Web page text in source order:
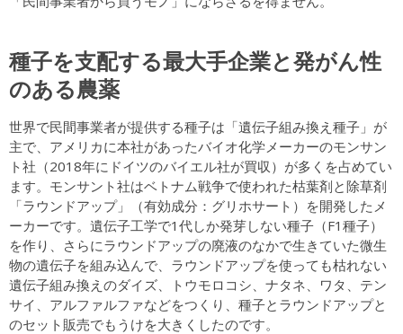
種子を支配する最大手企業と発がん性
のある農薬
世界で民間事業者が提供する種子は「遺伝子組み換え種子」が
主で、アメリカに本社があったバイオ化学メーカーのモンサン
ト社（2018年にドイツのバイエル社が買収）が多くを占めてい
ます。モンサント社はベトナム戦争で使われた枯葉剤と除草剤
「ラウンドアップ」（有効成分：グリホサート）を開発したメ
ーカーです。遺伝子工学で1代しか発芽しない種子（F1種子）
を作り、さらにラウンドアップの廃液のなかで生きていた微生
物の遺伝子を組み込んで、ラウンドアップを使っても枯れない
遺伝子組み換えのダイズ、トウモロコシ、ナタネ、ワタ、テン
サイ、アルファルファなどをつくり、種子とラウンドアップと
のセット販売でもうけを大きくしたのです。